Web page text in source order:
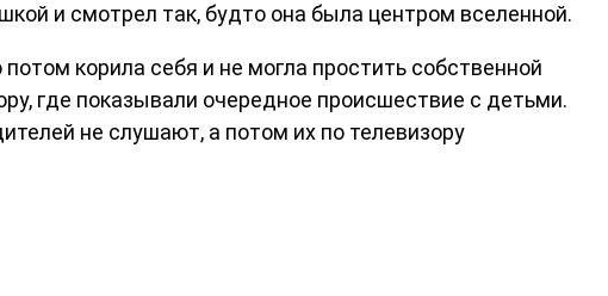
и смотрел так, будто она была центром вселенной.
корила себя и не могла простить собственной
где показывали очередное происшествие с детьми.
не слушают, а потом их по телевизору